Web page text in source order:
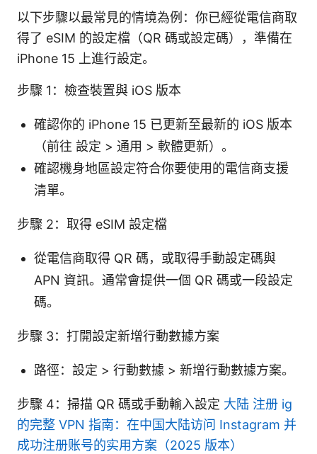
以下步驟以最常見的情境為例：你已經從電信商取
得了 eSIM 的設定檔（QR 碼或設定碼），準備在
iPhone 15 上進行設定。
步驟 1：檢查裝置與 iOS 版本
確認你的 iPhone 15 已更新至最新的 iOS 版本
（前往 設定 > 通用 > 軟體更新）。
確認機身地區設定符合你要使用的電信商支援
清單。
步驟 2：取得 eSIM 設定檔
從電信商取得 QR 碼，或取得手動設定碼與
APN 資訊。通常會提供一個 QR 碼或一段設定
碼。
步驟 3：打開設定新增行動數據方案
路徑：設定 > 行動數據 > 新增行動數據方案。
步驟 4：掃描 QR 碼或手動輸入設定 大陆 注册 ig
的完整 VPN 指南：在中国大陆访问 Instagram 并
成功注册账号的实用方案（2025 版本）